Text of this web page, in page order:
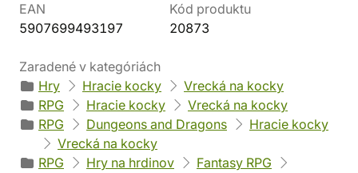
EAN
5907699493197
Kód produktu
20873
Zaradené v kategóriách
Hry
Hracie kocky
Vrecká na kocky
RPG
Hracie kocky
Vrecká na kocky
RPG
Dungeons and Dragons
Hracie kocky
Vrecká na kocky
RPG
Hry na hrdinov
Fantasy RPG